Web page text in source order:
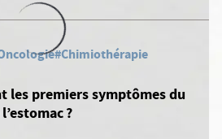
#Chimiothérapie
les premiers symptômes du
?